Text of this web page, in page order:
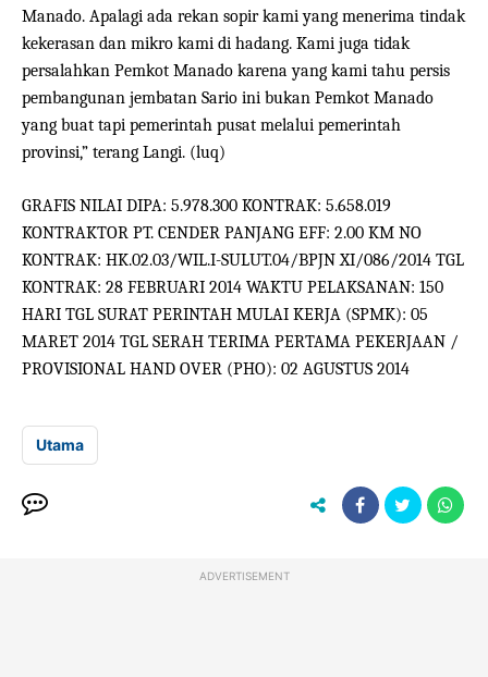
Manado. Apalagi ada rekan sopir kami yang menerima tindak
kekerasan dan mikro kami di hadang. Kami juga tidak
persalahkan Pemkot Manado karena yang kami tahu persis
pembangunan jembatan Sario ini bukan Pemkot Manado
yang buat tapi pemerintah pusat melalui pemerintah
provinsi,” terang Langi. (luq)
GRAFIS NILAI DIPA: 5.978.300 KONTRAK: 5.658.019
KONTRAKTOR PT. CENDER PANJANG EFF: 2.00 KM NO
KONTRAK: HK.02.03/WIL.I-SULUT.04/BPJN XI/086/2014 TGL
KONTRAK: 28 FEBRUARI 2014 WAKTU PELAKSANAN: 150
HARI TGL SURAT PERINTAH MULAI KERJA (SPMK): 05
MARET 2014 TGL SERAH TERIMA PERTAMA PEKERJAAN /
PROVISIONAL HAND OVER (PHO): 02 AGUSTUS 2014
Utama
ADVERTISEMENT